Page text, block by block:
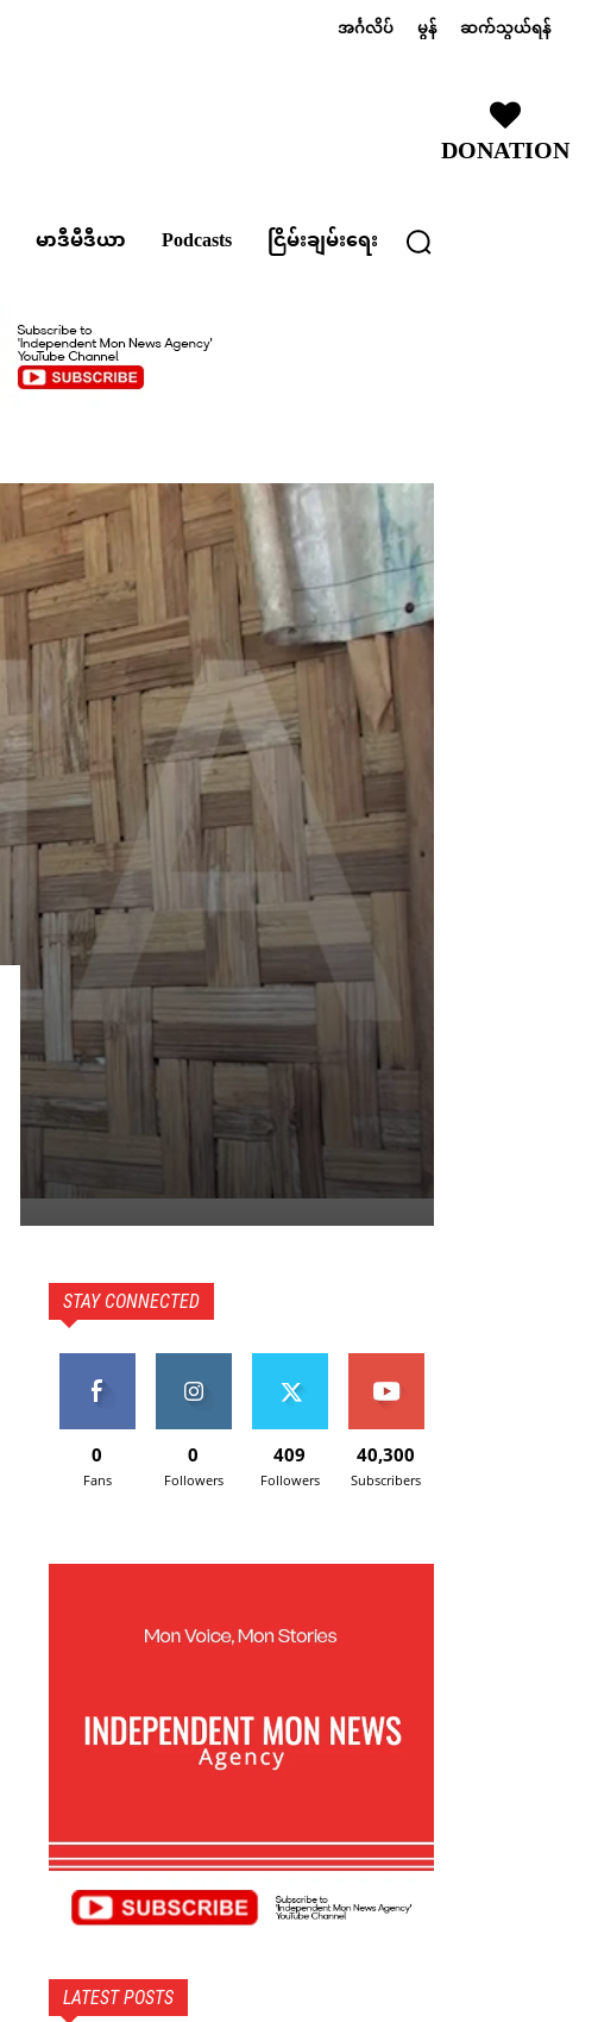
အင်္ဂလိပ် မွန် ဆက်သွယ်ရန်
DONATION
မာဒီမီဒီယာ Podcasts ငြိမ်းချမ်းရေး
STAY CONNECTED
0
Fans
0
Followers
409
Followers
40,300
Subscribers
LATEST POSTS